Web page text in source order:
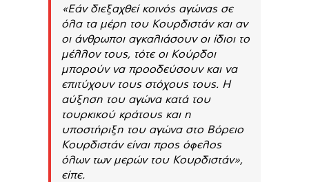
«Εάν διεξαχθεί κοινός αγώνας σε
όλα τα μέρη του Κουρδιστάν και αν
οι άνθρωποι αγκαλιάσουν οι ίδιοι το
μέλλον τους, τότε οι Κούρδοι
μπορούν να προοδεύσουν και να
επιτύχουν τους στόχους τους. Η
αύξηση του αγώνα κατά του
τουρκικού κράτους και η
υποστήριξη του αγώνα στο Βόρειο
Κουρδιστάν είναι προς όφελος
όλων των μερών του Κουρδιστάν»,
είπε.